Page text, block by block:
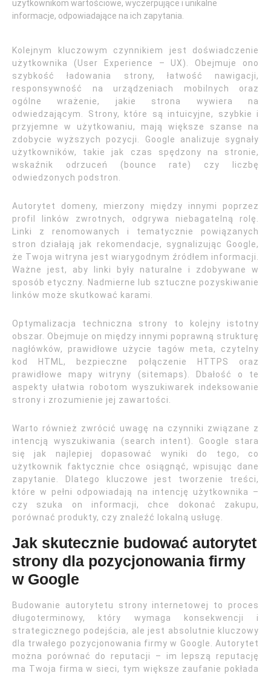
użytkownikom wartościowe, wyczerpujące i unikalne
informacje, odpowiadające na ich zapytania.
Kolejnym kluczowym czynnikiem jest doświadczenie
użytkownika (User Experience – UX). Obejmuje ono
szybkość ładowania strony, łatwość nawigacji,
responsywność na urządzeniach mobilnych oraz
ogólne wrażenie, jakie strona wywiera na
odwiedzającym. Strony, które są intuicyjne, szybkie i
przyjemne w użytkowaniu, mają większe szanse na
zdobycie wyższych pozycji. Google analizuje sygnały
użytkowników, takie jak czas spędzony na stronie,
wskaźnik odrzuceń (bounce rate) czy liczbę
odwiedzonych podstron.
Autorytet domeny, mierzony między innymi poprzez
profil linków zwrotnych, odgrywa niebagatelną rolę.
Linki z renomowanych i tematycznie powiązanych
stron działają jak rekomendacje, sygnalizując Google,
że Twoja witryna jest wiarygodnym źródłem informacji.
Ważne jest, aby linki były naturalne i zdobywane w
sposób etyczny. Nadmierne lub sztuczne pozyskiwanie
linków może skutkować karami.
Optymalizacja techniczna strony to kolejny istotny
obszar. Obejmuje on między innymi poprawną strukturę
nagłówków, prawidłowe użycie tagów meta, czytelny
kod HTML, bezpieczne połączenie HTTPS oraz
prawidłowe mapy witryny (sitemaps). Dbałość o te
aspekty ułatwia robotom wyszukiwarek indeksowanie
strony i zrozumienie jej zawartości.
Warto również zwrócić uwagę na czynniki związane z
intencją wyszukiwania (search intent). Google stara
się jak najlepiej dopasować wyniki do tego, co
użytkownik faktycznie chce osiągnąć, wpisując dane
zapytanie. Dlatego kluczowe jest tworzenie treści,
które w pełni odpowiadają na intencję użytkownika –
czy szuka on informacji, chce dokonać zakupu,
porównać produkty, czy znaleźć lokalną usługę.
Jak skutecznie budować autorytet
strony dla pozycjonowania firmy
w Google
Budowanie autorytetu strony internetowej to proces
długoterminowy, który wymaga konsekwencji i
strategicznego podejścia, ale jest absolutnie kluczowy
dla trwałego pozycjonowania firmy w Google. Autorytet
można porównać do reputacji – im lepszą reputację
ma Twoja firma w sieci, tym większe zaufanie pokłada